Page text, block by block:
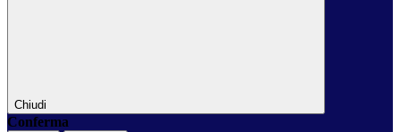
Chiudi
Conferma